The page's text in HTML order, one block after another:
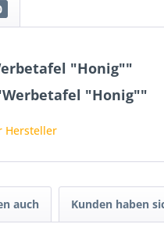
"Honig""
"Honig""
Hersteller
auch Kunden haben